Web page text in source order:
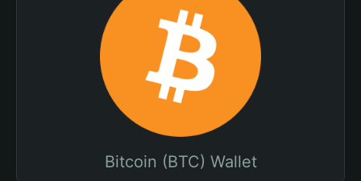
Bitcoin (BTC) Wallet